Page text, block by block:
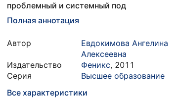
проблемный и системный под
Полная аннотация
Автор
Евдокимова Ангелина
Алексеевна
Издательство
Феникс, 2011
Серия
Высшее образование
Все характеристики